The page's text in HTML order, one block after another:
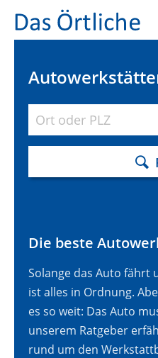
Die beste
Solange das Auto fährt
ist alles in Ordnung.
es so weit: Das Auto
unserem Ratgeber
rund um den